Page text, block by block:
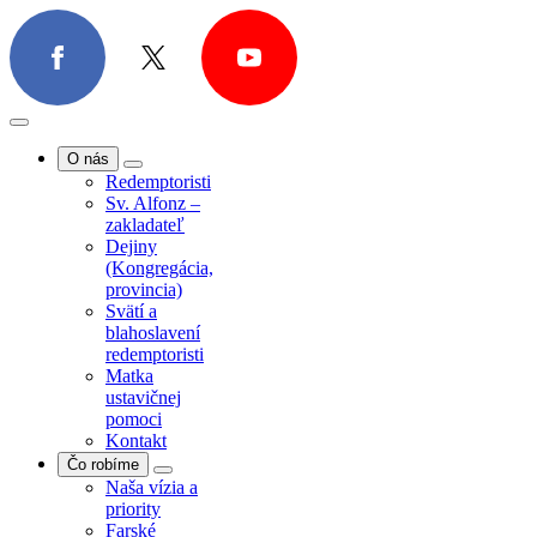
O nás
Redemptoristi
Sv. Alfonz –
zakladateľ
Dejiny
(Kongregácia,
provincia)
Svätí a
blahoslavení
redemptoristi
Matka
ustavičnej
pomoci
Kontakt
Čo robíme
Naša vízia a
priority
Farské
O nás
Redemptoristi
(Kongregácia,
provincia)
Svätí a
blahoslavení
redemptoristi
Matka
ustavičnej
pomoci
Kontakt
Čo robíme
Naša vízia a
priority
Farské
misie/exercície
Farská
pastorácia
Povolania
Spolupráca s